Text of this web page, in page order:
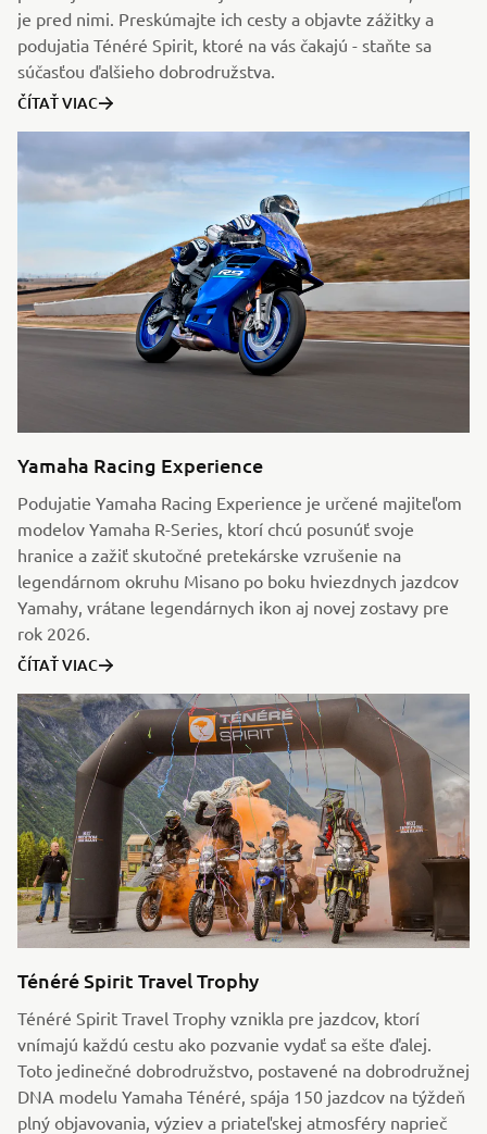
je pred nimi. Preskúmajte ich cesty a objavte zážitky a
podujatia Ténéré Spirit, ktoré na vás čakajú - staňte sa
súčasťou ďalšieho dobrodružstva.
ČÍTAŤ VIAC
Yamaha Racing Experience
Podujatie Yamaha Racing Experience je určené majiteľom
modelov Yamaha R-Series, ktorí chcú posunúť svoje
hranice a zažiť skutočné pretekárske vzrušenie na
legendárnom okruhu Misano po boku hviezdnych jazdcov
Yamahy, vrátane legendárnych ikon aj novej zostavy pre
rok 2026.
ČÍTAŤ VIAC
Ténéré Spirit Travel Trophy
Ténéré Spirit Travel Trophy vznikla pre jazdcov, ktorí
vnímajú každú cestu ako pozvanie vydať sa ešte ďalej.
Toto jedinečné dobrodružstvo, postavené na dobrodružnej
DNA modelu Yamaha Ténéré, spája 150 jazdcov na týždeň
plný objavovania, výziev a priateľskej atmosféry naprieč